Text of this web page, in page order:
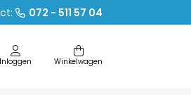
072 - 511 57 04
Inloggen Winkelwagen